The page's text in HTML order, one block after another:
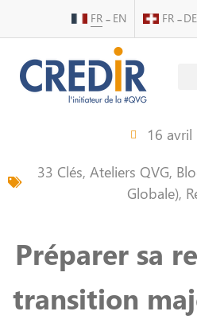
FR EN FR DE
16 avril
33 Clés, Ateliers QVG,
Globale),
Préparer sa
transition